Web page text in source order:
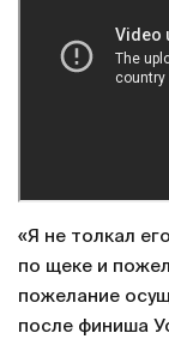
«Я не толкал
по щеке и
пожелание
после финиша